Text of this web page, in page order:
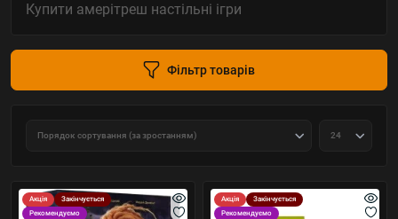
Купити амерітреш настільні ігри
Фільтр товарів
Акція
Закінчується
Рекомендуємо
Акція
Закінчується
Рекомендуємо